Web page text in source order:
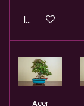
In winkelwagen
Acer